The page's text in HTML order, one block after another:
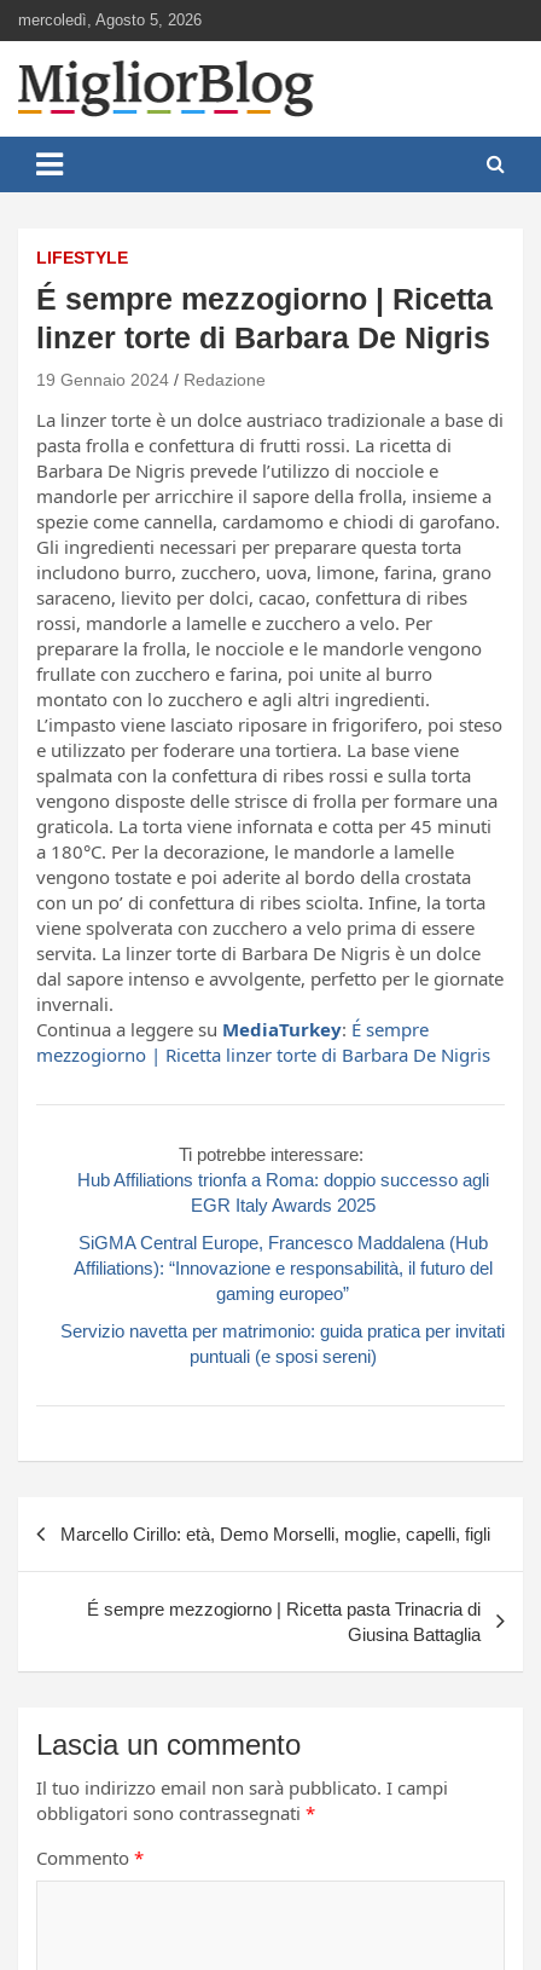
to
content
mercoledì, Agosto 5, 2026
MigliorBlog.it
LIFESTYLE
É sempre mezzogiorno | Ricetta
linzer torte di Barbara De Nigris
19 Gennaio 2024 Redazione
La linzer torte è un dolce austriaco tradizionale a base di
pasta frolla e confettura di frutti rossi. La ricetta di
Barbara De Nigris prevede l’utilizzo di nocciole e
mandorle per arricchire il sapore della frolla, insieme a
spezie come cannella, cardamomo e chiodi di garofano.
Gli ingredienti necessari per preparare questa torta
includono burro, zucchero, uova, limone, farina, grano
saraceno, lievito per dolci, cacao, confettura di ribes
rossi, mandorle a lamelle e zucchero a velo. Per
preparare la frolla, le nocciole e le mandorle vengono
frullate con zucchero e farina, poi unite al burro
montato con lo zucchero e agli altri ingredienti.
L’impasto viene lasciato riposare in frigorifero, poi steso
e utilizzato per foderare una tortiera. La base viene
spalmata con la confettura di ribes rossi e sulla torta
vengono disposte delle strisce di frolla per formare una
graticola. La torta viene infornata e cotta per 45 minuti
a 180°C. Per la decorazione, le mandorle a lamelle
vengono tostate e poi aderite al bordo della crostata
con un po’ di confettura di ribes sciolta. Infine, la torta
viene spolverata con zucchero a velo prima di essere
servita. La linzer torte di Barbara De Nigris è un dolce
dal sapore intenso e avvolgente, perfetto per le giornate
invernali.
Continua a leggere su MediaTurkey: É sempre
mezzogiorno | Ricetta linzer torte di Barbara De Nigris
Ti potrebbe interessare:
Hub Affiliations trionfa a Roma: doppio successo agli
EGR Italy Awards 2025
SiGMA Central Europe, Francesco Maddalena (Hub
Affiliations): “Innovazione e responsabilità, il futuro del
gaming europeo”
Servizio navetta per matrimonio: guida pratica per invitati
puntuali (e sposi sereni)
Marcello Cirillo: età, Demo Morselli, moglie, capelli, figli
É sempre mezzogiorno | Ricetta pasta Trinacria di
Giusina Battaglia
Lascia un commento
Il tuo indirizzo email non sarà pubblicato. I campi
obbligatori sono contrassegnati *
Commento *